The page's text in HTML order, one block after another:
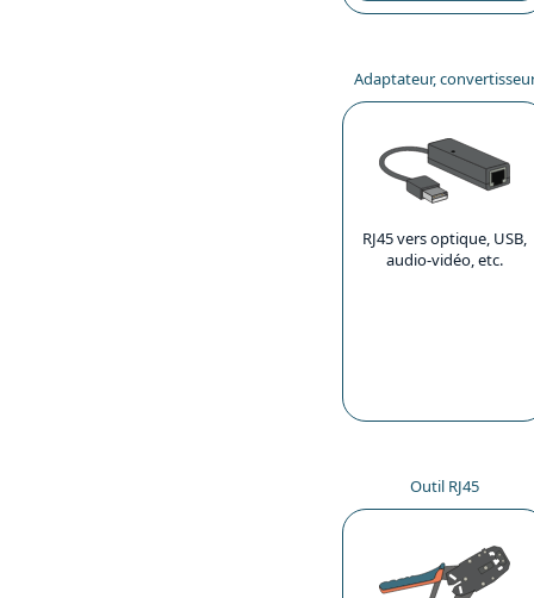
Adaptateur,
RJ45 vers optique, USB,
audio-vidéo, etc.
Outil RJ45